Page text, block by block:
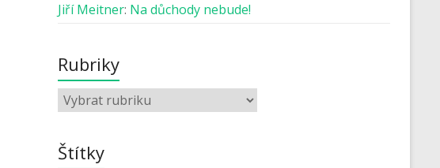
Jiří Meitner: Na důchody nebude!
Rubriky
Štítky